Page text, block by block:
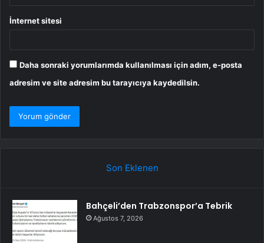
İnternet sitesi
Daha sonraki yorumlarımda kullanılması için adım, e-posta
adresim ve site adresim bu tarayıcıya kaydedilsin.
Son Eklenen
Bahçeli’den Trabzonspor’a Tebrik
Ağustos 7, 2026